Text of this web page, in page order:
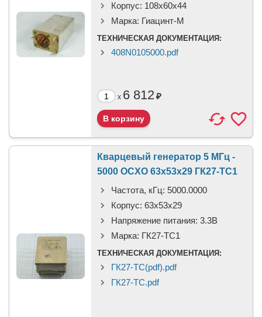
Корпус: 108x60x44
Марка: Гиацинт-М
ТЕХНИЧЕСКАЯ ДОКУМЕНТАЦИЯ:
408N0105000.pdf
x 6 812₽
Кварцевый генератор 5 МГц -
5000 OCXO 63x53x29 ГК27-ТС1
Частота, кГц: 5000.0000
Корпус: 63x53x29
Напряжение питания: 3.3В
Марка: ГК27-ТС1
ТЕХНИЧЕСКАЯ ДОКУМЕНТАЦИЯ:
ГК27-ТС(pdf).pdf
ГК27-ТС.pdf